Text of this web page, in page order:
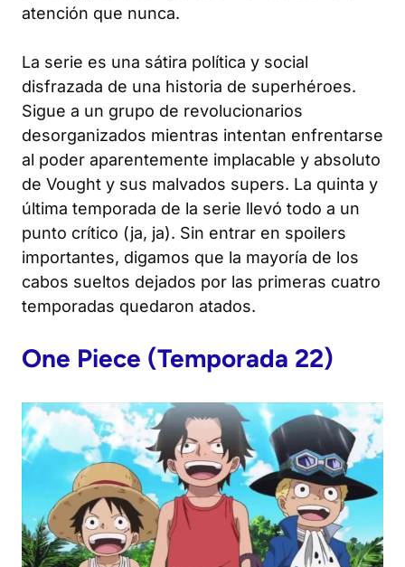
atención que nunca.
La serie es una sátira política y social
disfrazada de una historia de superhéroes.
Sigue a un grupo de revolucionarios
desorganizados mientras intentan enfrentarse
al poder aparentemente implacable y absoluto
de Vought y sus malvados supers. La quinta y
última temporada de la serie llevó todo a un
punto crítico (ja, ja). Sin entrar en spoilers
importantes, digamos que la mayoría de los
cabos sueltos dejados por las primeras cuatro
temporadas quedaron atados.
One Piece (Temporada 22)